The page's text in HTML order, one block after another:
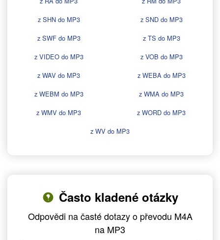
z SHN do MP3
z SND do MP3
z SWF do MP3
z TS do MP3
z VIDEO do MP3
z VOB do MP3
z WAV do MP3
z WEBA do MP3
z WEBM do MP3
z WMA do MP3
z WMV do MP3
z WORD do MP3
z WV do MP3
Často kladené otázky
Odpovědi na časté dotazy o převodu M4A
na MP3